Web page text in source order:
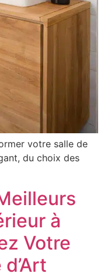
votre salle de
du choix des
à
Votre